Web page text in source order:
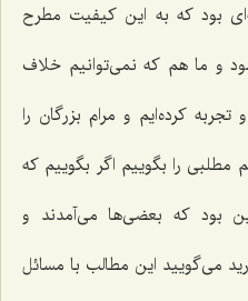
بود که به این کیفیت مطرح
و ما هم که نمی‌توانیم خلاف
کرده‌ایم و مرام بزرگان را
مطلبی را بگوییم اگر بگوییم که
بود که بعضی‌ها می‌آمدند و
می‌گویید این مطالب با مسائل